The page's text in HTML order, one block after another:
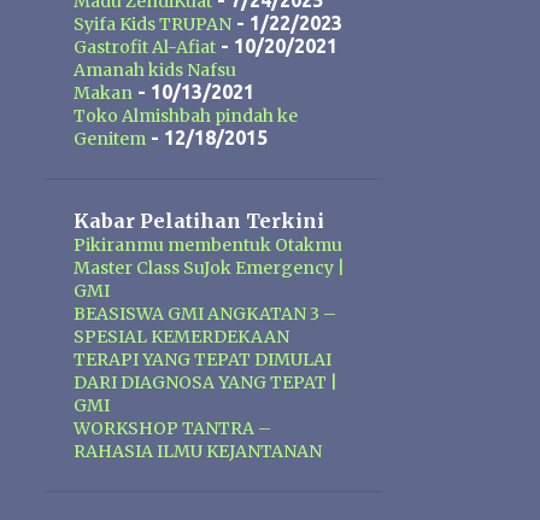
tumbuh-tumbuhan dan ramuan
tradisional. Dengan penggunaan
secara rutin minyak pembesar alat
vital Mak Urut dapat membantu
memperlancar sirkulasi darah dan
akan membuat ukuran alat vital
menjadi lebih dari yang sebelum
pemakaian. Formulasi yang ada
pada Mak Urut juga bermanfaat
membuka simpul syaraf yang
tersumbat sehingga akan
meningkatkan kemampuan ereksi
dan mengencangkan ereksi.
Syifa Kids TRUPAN- 1/22/2023
Gastrofit Al-Afiat- 10/20/2021
Amanah kids Nafsu
Makan - 10/13/2021
Toko Almishbah pindah ke
Genitem - 12/18/2015
Kabar Pelatihan Terkini
Pikiranmu membentuk Otakmu
Master Class SuJok Emergency |
GMI
BEASISWA GMI ANGKATAN 3 –
SPESIAL KEMERDEKAAN
TERAPI YANG TEPAT DIMULAI
DARI DIAGNOSA YANG TEPAT |
GMI
WORKSHOP TANTRA –
RAHASIA ILMU KEJANTANAN